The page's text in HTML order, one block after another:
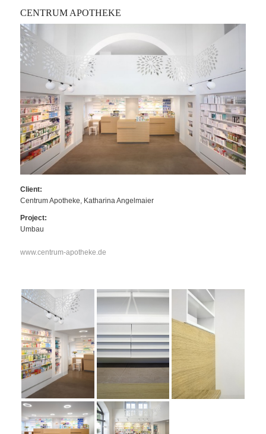
CENTRUM APOTHEKE
Client:
Centrum Apotheke, Katharina Angelmaier
Project:
Umbau
www.centrum-apotheke.de